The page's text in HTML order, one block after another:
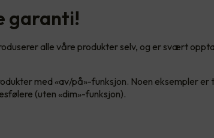
garanti!
alle våre produkter selv, og er svært
med «av/på»-funksjon. Noen eksempler
(uten «dim»-funksjon).